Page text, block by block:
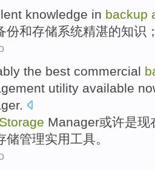
knowledge in backup
份和存储系统精湛的知识
the best commercial
utility available
.
Storage Manager或许是现
储管理实用工具。